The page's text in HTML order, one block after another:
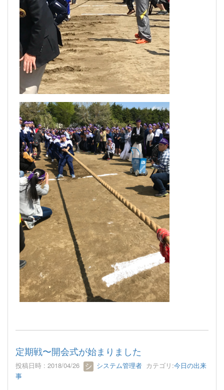
定期戦〜開会式が始まりました
投稿日時 : 2018/04/26 システム管理者 カテゴリ:今日の出来
事